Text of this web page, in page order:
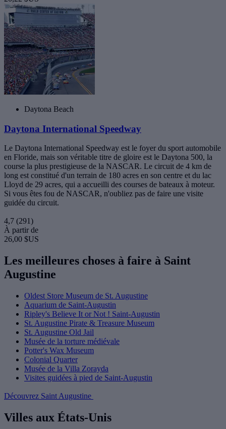
Daytona Beach
Daytona International Speedway
Le Daytona International Speedway est le foyer du sport automobile
en Floride, mais son véritable titre de gloire est le Daytona 500, la
course la plus prestigieuse de la NASCAR. Le circuit de 4 km de
long est constitué d'un terrain de 180 acres en son centre et du lac
Lloyd de 29 acres, qui a accueilli des courses de bateaux à moteur.
Si vous êtes fou de NASCAR, n'oubliez pas de faire une visite
guidée du circuit.
4,7 (291)
À partir de
26,00 $US
Les meilleures choses à faire à Saint
Augustine
Oldest Store Museum de St. Augustine
Aquarium de Saint-Augustin
Ripley's Believe It or Not ! Saint-Augustin
St. Augustine Pirate & Treasure Museum
St. Augustine Old Jail
Musée de la torture médiévale
Potter's Wax Museum
Colonial Quarter
Musée de la Villa Zorayda
Visites guidées à pied de Saint-Augustin
Découvrez Saint Augustine
Villes aux États-Unis